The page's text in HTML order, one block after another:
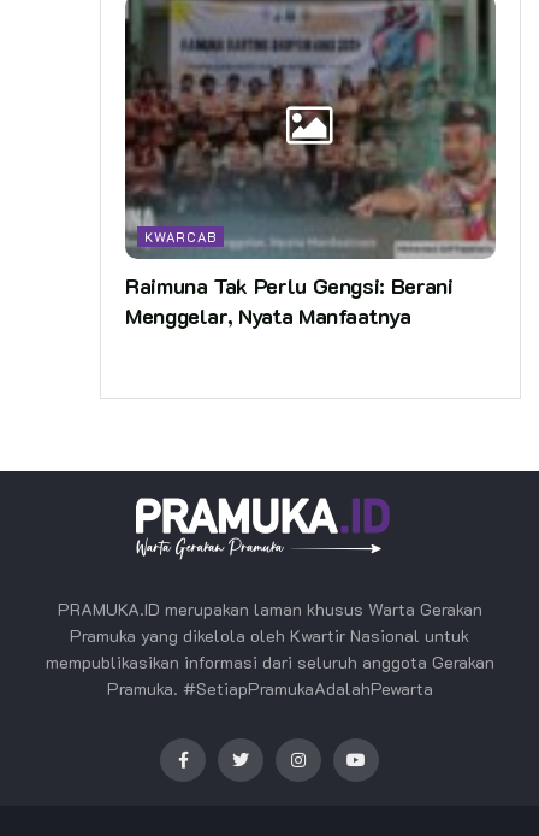
KWARCAB
Raimuna Tak Perlu Gengsi: Berani
Menggelar, Nyata Manfaatnya
PRAMUKA.ID merupakan laman khusus Warta Gerakan
Pramuka yang dikelola oleh Kwartir Nasional untuk
mempublikasikan informasi dari seluruh anggota Gerakan
Pramuka. #SetiapPramukaAdalahPewarta